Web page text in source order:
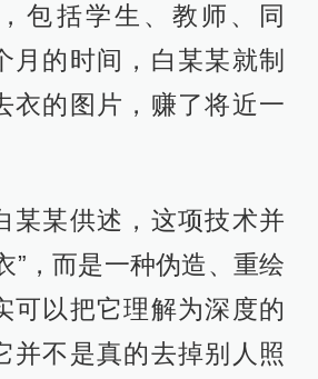
包括学生、教师、同
月的时间，白某某就制
衣的图片，赚了将近一
某某供述，这项技术并
”，而是一种伪造、重绘
可以把它理解为深度的
并不是真的去掉别人照